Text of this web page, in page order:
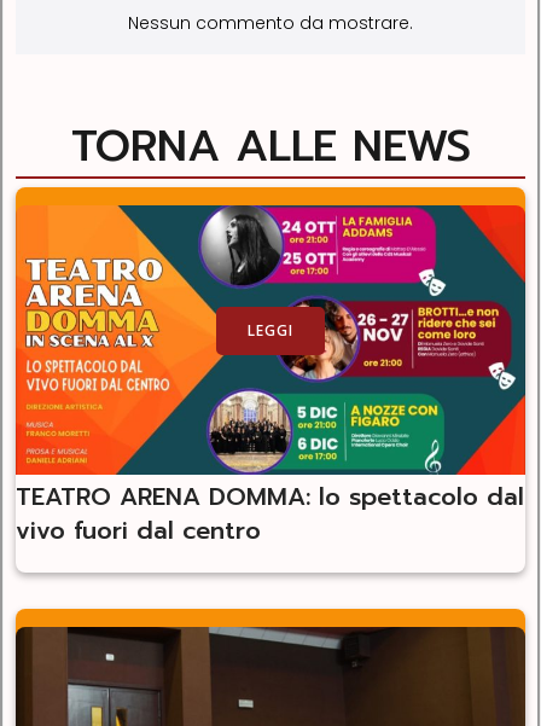
Nessun commento da mostrare.
TORNA ALLE NEWS
LEGGI
TEATRO ARENA DOMMA: lo spettacolo dal
vivo fuori dal centro